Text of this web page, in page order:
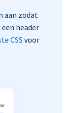
aan zodat
header
CSSvoor